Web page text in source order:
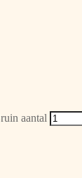
aantal